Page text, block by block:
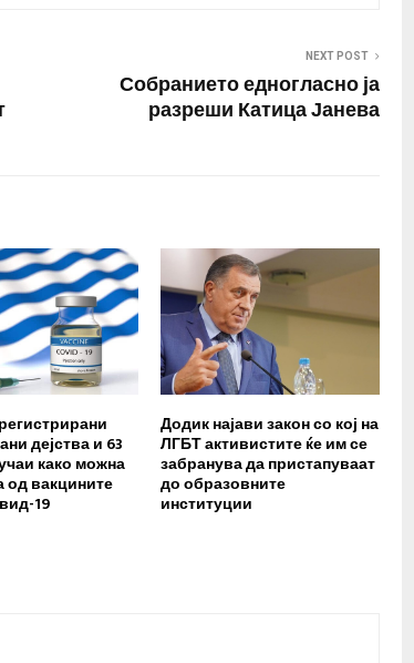
NEXT POST
Собранието едногласно ја
разреши Катица Јанева
дејства и 63
како можна
од вакцините
19
Додик најави закон со кој на
ЛГБТ активистите ќе им се
забранува да пристапуваат
до образовните
институции